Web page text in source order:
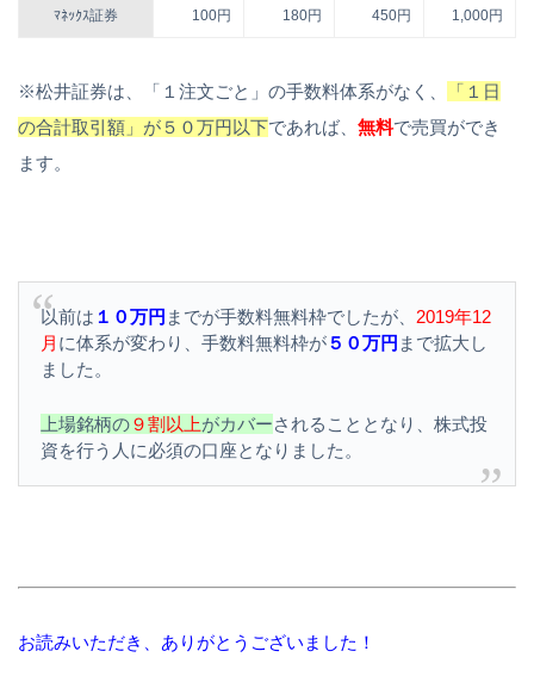
ﾏﾈｯｸｽ証券 100円 180円 450円 1,000円
※松井証券は、「１注文ごと」の手数料体系がなく、
「１日
の合計取引額」が５０万円以下であれば、 無料で売買ができ
ます。
以前は １０万円 までが手数料無料枠でしたが、 2019年12
月 に体系が変わり、手数料無料枠が５０万円 まで拡大し
ました。
上場銘柄の９割以上がカバーされることとなり、株式投
資を行う人に必須の口座となりました。
お読みいただき、ありがとうございました！